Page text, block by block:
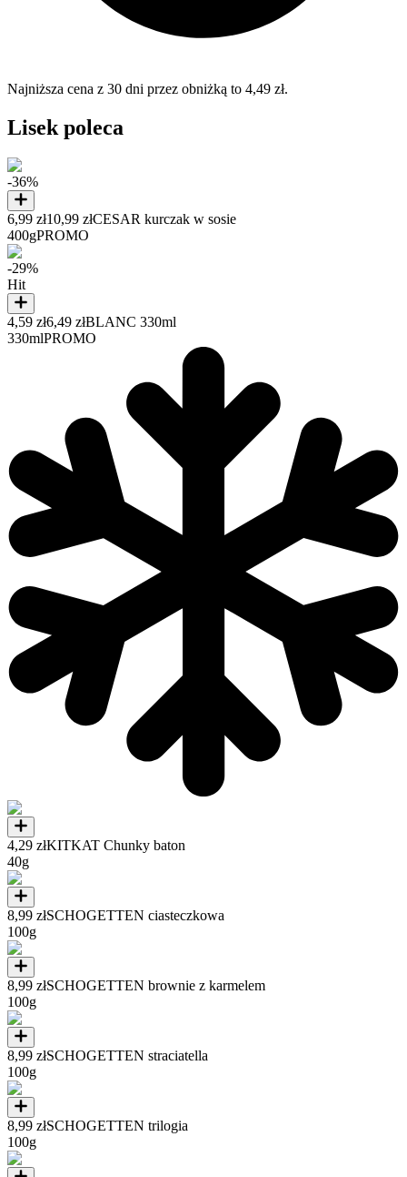
Najniższa cena z 30 dni przez obniżką to 4,49 zł.
Lisek poleca
-36%
6,99 zł10,99 złCESAR kurczak w sosie
400gPROMO
-29%
Hit
4,59 zł6,49 złBLANC 330ml
330mlPROMO
4,29 złKITKAT Chunky baton
40g
8,99 złSCHOGETTEN ciasteczkowa
100g
8,99 złSCHOGETTEN brownie z karmelem
100g
8,99 złSCHOGETTEN straciatella
100g
8,99 złSCHOGETTEN trilogia
100g